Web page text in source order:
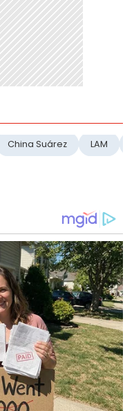
China Suárez LAM